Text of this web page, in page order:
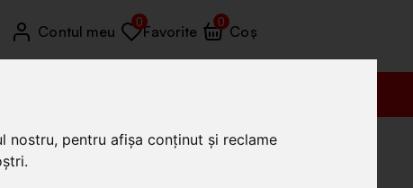
nostru, pentru afișa conținut și reclame
Contul meu Favorite
0
Coș
0